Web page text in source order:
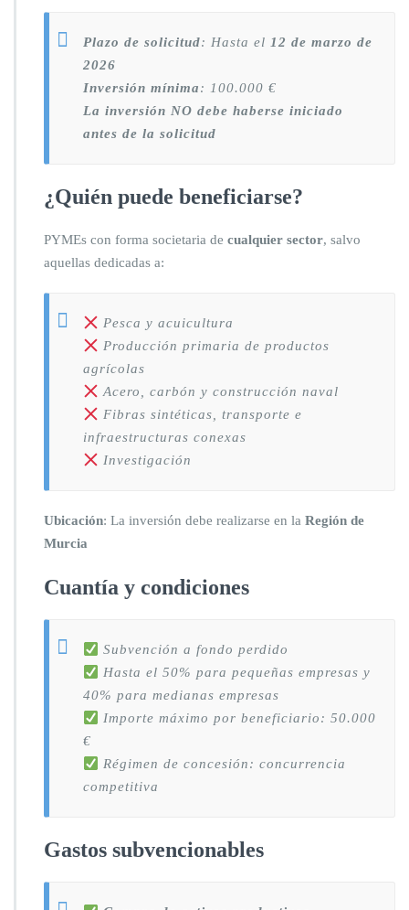
Plazo de solicitud: Hasta el 12 de marzo de
2026
Inversión mínima: 100.000 €
La inversión NO debe haberse iniciado
antes de la solicitud
¿Quién puede beneficiarse?
PYMEs con forma societaria de cualquier sector, salvo
aquellas dedicadas a:
Pesca y acuicultura
Producción primaria de productos
agrícolas
Acero, carbón y construcción naval
Fibras sintéticas, transporte e
infraestructuras conexas
Investigación
Ubicación: La inversión debe realizarse en la Región de
Murcia
Cuantía y condiciones
Subvención a fondo perdido
Hasta el 50% para pequeñas empresas y
40% para medianas empresas
Importe máximo por beneficiario: 50.000
€
Régimen de concesión: concurrencia
competitiva
Gastos subvencionables